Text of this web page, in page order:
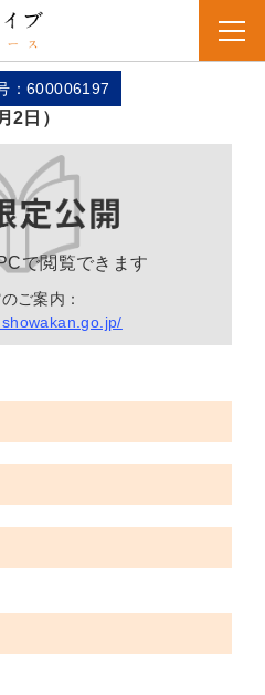
：600006197
2日）
で閲覧できます
ご案内：